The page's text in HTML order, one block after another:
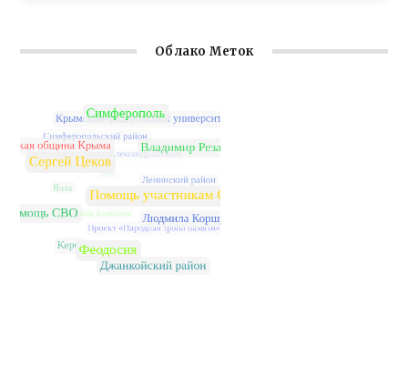
Облако Меток